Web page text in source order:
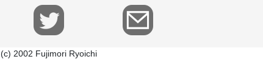
(c) 2002 Fujimori Ryoichi